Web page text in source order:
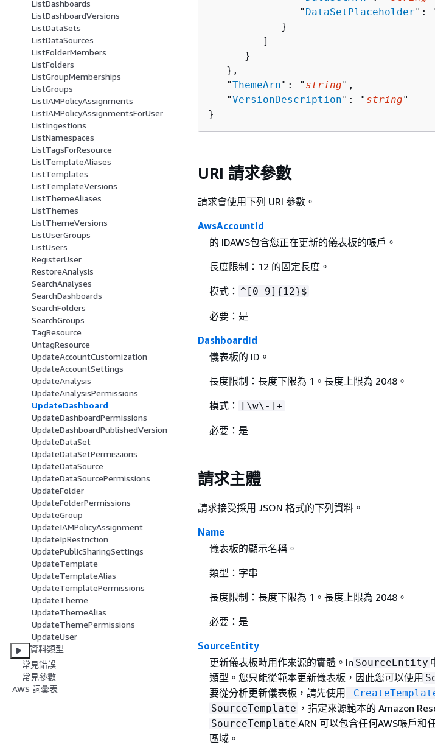
ListDashboards
ListDashboardVersions
ListDataSets
ListDataSources
ListFolderMembers
ListFolders
ListGroupMemberships
ListGroups
ListIAMPolicyAssignments
ListIAMPolicyAssignmentsForUser
ListIngestions
ListNamespaces
ListTagsForResource
ListTemplateAliases
ListTemplates
ListTemplateVersions
ListThemeAliases
ListThemes
ListThemeVersions
ListUserGroups
ListUsers
RegisterUser
RestoreAnalysis
SearchAnalyses
SearchDashboards
SearchFolders
SearchGroups
TagResource
UntagResource
UpdateAccountCustomization
UpdateAccountSettings
UpdateAnalysis
UpdateAnalysisPermissions
UpdateDashboard
UpdateDashboardPermissions
UpdateDashboardPublishedVersion
UpdateDataSet
UpdateDataSetPermissions
UpdateDataSource
UpdateDataSourcePermissions
UpdateFolder
UpdateFolderPermissions
UpdateGroup
UpdateIAMPolicyAssignment
UpdateIpRestriction
UpdatePublicSharingSettings
UpdateTemplate
UpdateTemplateAlias
UpdateTemplatePermissions
UpdateTheme
UpdateThemeAlias
UpdateThemePermissions
UpdateUser
資料類型
常見錯誤
常見參數
AWS 詞彙表
               "
DataSetPlaceholder":
            }
         ]
      }
   },
   "
ThemeArn": " string",
   "
VersionDescription": " string"
}
URI 請求參數
請求會使用下列 URI 參數。
AwsAccountId
的 IDAWS包含您正在更新的儀表板的帳戶。
長度限制：12 的固定長度。
模式： ^[0-9] { 12}$
必要：是
DashboardId
儀表板的 ID。
長度限制：長度下限為 1。長度上限為 2048。
模式：
[\w\-]+
必要：是
請求主體
請求接受採用 JSON 格式的下列資料。
Name
儀表板的顯示名稱。
類型：字串
長度限制：長度下限為 1。長度上限為 2048。
必要：是
SourceEntity
更新儀表板時用作來源的實體。In SourceEntity
類型。您只能從範本更新儀表板，因此您可以使用
要從分析更新儀表板，請先使用
SourceTemplate ，指定來源範本的 Amazon
SourceTemplate ARN 可以包含任何AWS帳戶和
區域。